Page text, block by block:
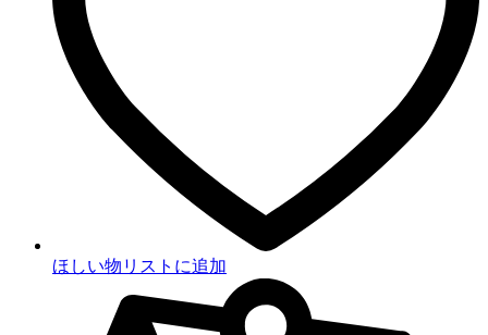
ほしい物リストに追加